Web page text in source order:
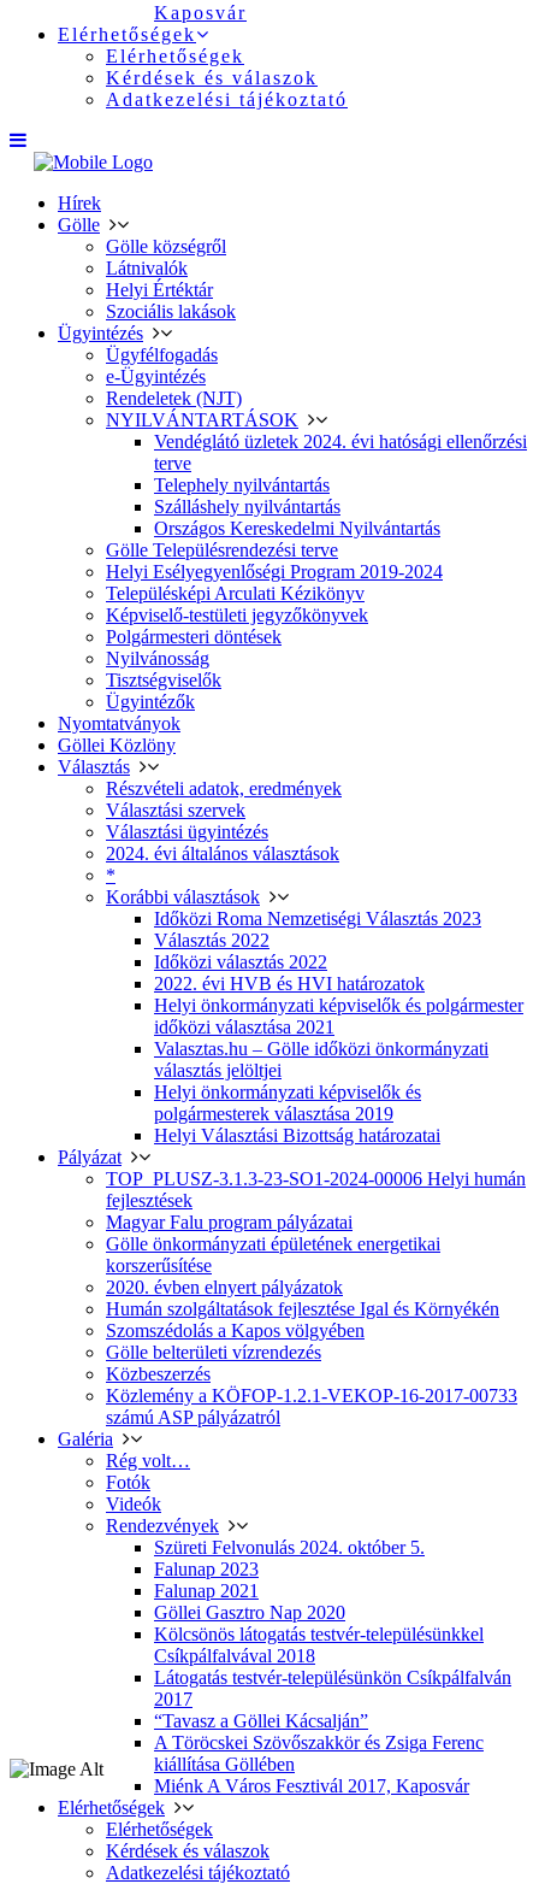
Kaposvár
Elérhetőségek
Elérhetőségek
Kérdések és válaszok
Adatkezelési tájékoztató
Hírek
Gölle
Gölle községről
Látnivalók
Helyi Értéktár
Szociális lakások
Ügyintézés
Ügyfélfogadás
e-Ügyintézés
Rendeletek (NJT)
NYILVÁNTARTÁSOK
Vendéglátó üzletek 2024. évi hatósági ellenőrzési
terve
Telephely nyilvántartás
Szálláshely nyilvántartás
Országos Kereskedelmi Nyilvántartás
Gölle Településrendezési terve
Helyi Esélyegyenlőségi Program 2019-2024
Településképi Arculati Kézikönyv
Képviselő-testületi jegyzőkönyvek
Polgármesteri döntések
Nyilvánosság
Tisztségviselők
Ügyintézők
Nyomtatványok
Göllei Közlöny
Választás
Részvételi adatok, eredmények
Választási szervek
Választási ügyintézés
2024. évi általános választások
*
Korábbi választások
Időközi Roma Nemzetiségi Választás 2023
Választás 2022
Időközi választás 2022
2022. évi HVB és HVI határozatok
Helyi önkormányzati képviselők és polgármester
időközi választása 2021
Valasztas.hu – Gölle időközi önkormányzati
választás jelöltjei
Helyi önkormányzati képviselők és
polgármesterek választása 2019
Helyi Választási Bizottság határozatai
Pályázat
TOP_PLUSZ-3.1.3-23-SO1-2024-00006 Helyi humán
fejlesztések
Magyar Falu program pályázatai
Gölle önkormányzati épületének energetikai
korszerűsítése
2020. évben elnyert pályázatok
Humán szolgáltatások fejlesztése Igal és Környékén
Szomszédolás a Kapos völgyében
Gölle belterületi vízrendezés
Közbeszerzés
Közlemény a KÖFOP-1.2.1-VEKOP-16-2017-00733
számú ASP pályázatról
Galéria
Rég volt…
Fotók
Videók
Rendezvények
Szüreti Felvonulás 2024. október 5.
Falunap 2023
Falunap 2021
Göllei Gasztro Nap 2020
Kölcsönös látogatás testvér-településünkkel
Csíkpálfalvával 2018
Látogatás testvér-településünkön Csíkpálfalván
2017
“Tavasz a Göllei Kácsalján”
A Töröcskei Szövőszakkör és Zsiga Ferenc
kiállítása Göllében
Miénk A Város Fesztivál 2017, Kaposvár
Elérhetőségek
Elérhetőségek
Kérdések és válaszok
Adatkezelési tájékoztató